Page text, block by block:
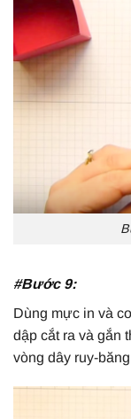
#Bước 9:
Dùng mực in và
dập cắt ra và gắn
vòng dây ruy-